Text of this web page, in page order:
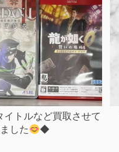
イトルなど買取させて
した
◆